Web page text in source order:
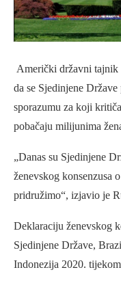
Američki državni tajnik
da se Sjedinjene
sporazumu za koji
pobačaju milijunima
„Danas su Sjedinjene
ženevskog konsenzusa
pridružimo“, izjavio je
Deklaraciju ženevskog
Sjedinjene Države,
Indonezija 2020.